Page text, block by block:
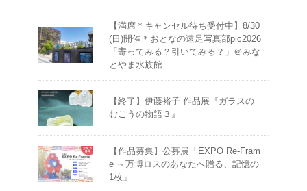
【満席＊キャンセル待ち受付中】8/30
(日)開催＊おとなの遠足写真部pic2026
「寄ってみる？引いてみる？」＠みな
とやま水族館
【終了】伊藤裕子 作品展『ガラスの
むこうの物語３』
【作品募集】公募展「EXPO Re-Fram
e ～万博ロスのあなたへ贈る、記憶の
1枚」